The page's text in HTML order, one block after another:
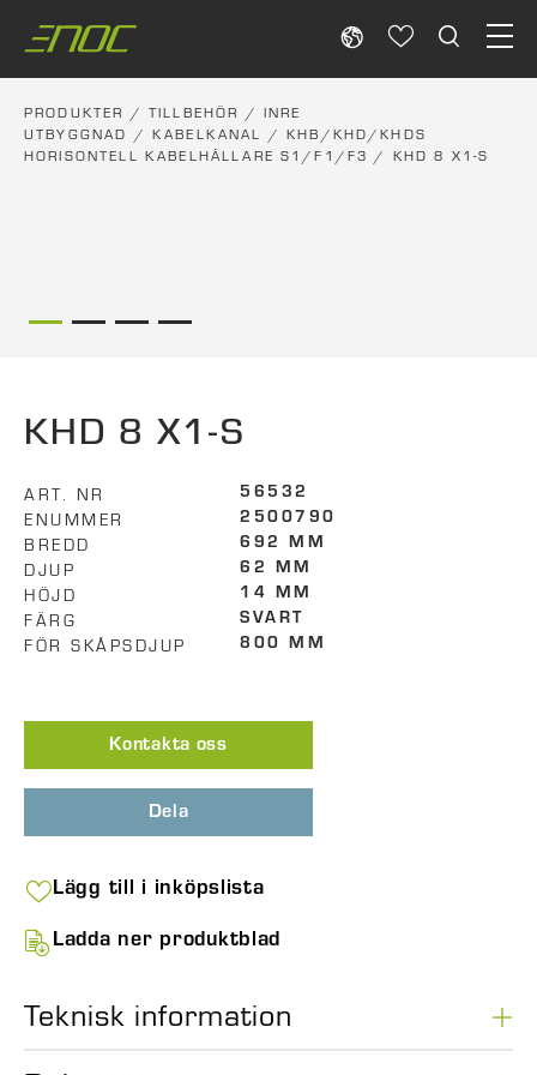
content
PRODUKTER / TILLBEHÖR / INRE
UTBYGGNAD
/ KABELKANAL /KHB/KHD/KHDS
HORISONTELL KABELHÅLLARE S1/F1/F3 / KHD 8 X1-S
KHD 8 X1-S
ART. NR 56532
ENUMMER 2500790
BREDD 692 MM
DJUP 62 MM
HÖJD 14 MM
FÄRG SVART
FÖR SKÅPSDJUP 800 MM
Kontakta oss
Dela
Lägg till i inköpslista
Ladda ner produktblad
Teknisk information